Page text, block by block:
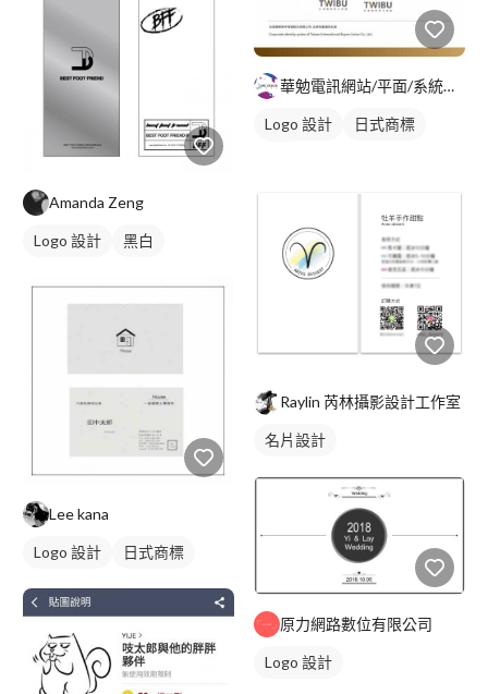
Amanda Zeng
Logo 設計 黑白
Lee kana
Logo 設計 日式商標
華勉電訊網站/平面/系統設計
Logo 設計
日式商標
Raylin 芮林攝影設計工作室
名片設計
原力網路數位有限公司
Logo 設計